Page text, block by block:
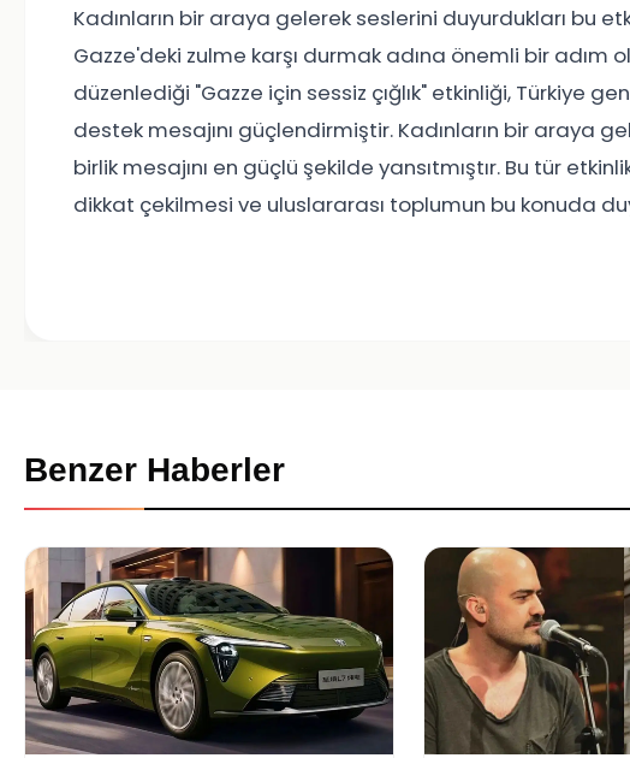
Kadınların bir araya gelerek seslerini duyurdukları bu
Gazze'deki zulme karşı durmak adına önemli bir adım
düzenlediği "Gazze için sessiz çığlık" etkinliği, Türkiye
destek mesajını güçlendirmiştir. Kadınların bir araya
birlik mesajını en güçlü şekilde yansıtmıştır. Bu tür
dikkat çekilmesi ve uluslararası toplumun bu konuda
Benzer Haberler